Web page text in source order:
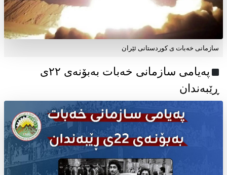
سازمانی خەبات ی کوردستانی ئێران
پەیامی سازمانی خەبات بەبۆنەی ۲۲ی
ڕێبەندان